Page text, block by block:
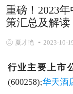
重磅！2023
策汇总及解读
夏才艳 2023-10-
行业主要上市
(600258);华天酒